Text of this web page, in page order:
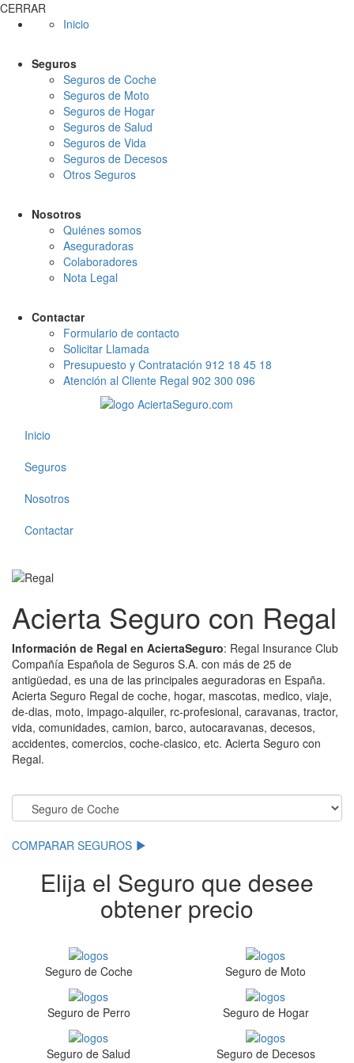
CERRAR
Inicio
Seguros
Seguros de Coche
Seguros de Moto
Seguros de Hogar
Seguros de Salud
Seguros de Vida
Seguros de Decesos
Otros Seguros
Nosotros
Quiénes somos
Aseguradoras
Colaboradores
Nota Legal
Contactar
Formulario de contacto
Solicitar Llamada
Presupuesto y Contratación 912 18 45 18
Atención al Cliente Regal 902 300 096
Inicio
Seguros
Nosotros
Contactar
Acierta Seguro con Regal
Información de Regal en AciertaSeguro: Regal Insurance Club
Compañía Española de Seguros S.A. con más de 25 de
antigüedad, es una de las principales aeguradoras en España.
Acierta Seguro Regal de coche, hogar, mascotas, medico, viaje,
de-dias, moto, impago-alquiler, rc-profesional, caravanas, tractor,
vida, comunidades, camion, barco, autocaravanas, decesos,
accidentes, comercios, coche-clasico, etc. Acierta Seguro con
Regal.
COMPARAR SEGUROS
Elija el Seguro que desee
obtener precio
Seguro de Coche Seguro de Moto
Seguro de Perro Seguro de Hogar
Seguro de Salud Seguro de Decesos